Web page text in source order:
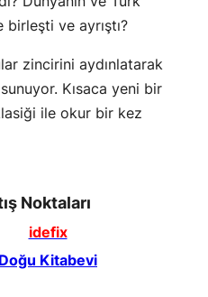
birleşti ve ayrıştı?
zincirini aydınlatarak
Kısaca yeni bir
ile okur bir kez
Noktaları
idefix
Doğu Kitabevi